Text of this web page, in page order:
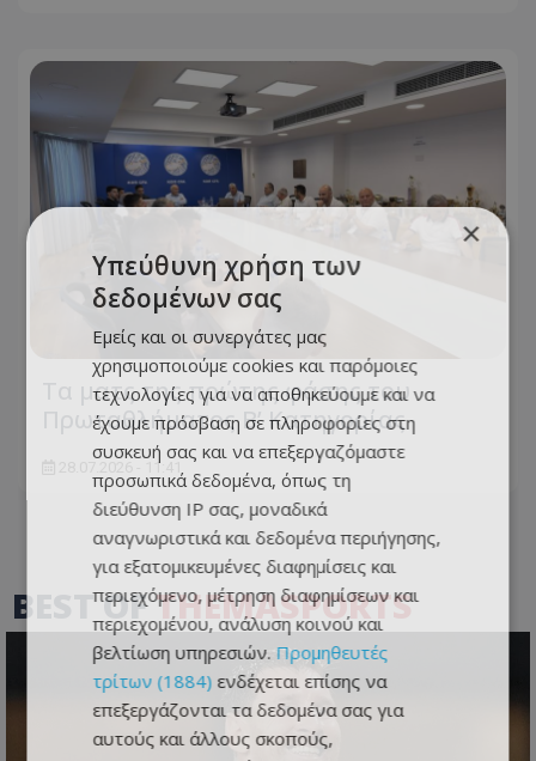
Τα ματς της πρώτης φάσης του
Πρωταθλήματος Β’ Κατηγορίας
28.07.2026 - 11:41
BEST OFTHEMASPORTS
×
Υπεύθυνη χρήση των
δεδομένων σας
Εμείς και οι συνεργάτες μας
χρησιμοποιούμε cookies και παρόμοιες
τεχνολογίες για να αποθηκεύουμε και να
έχουμε πρόσβαση σε πληροφορίες στη
συσκευή σας και να επεξεργαζόμαστε
προσωπικά δεδομένα, όπως τη
διεύθυνση IP σας, μοναδικά
αναγνωριστικά και δεδομένα περιήγησης,
για εξατομικευμένες διαφημίσεις και
περιεχόμενο, μέτρηση διαφημίσεων και
περιεχομένου, ανάλυση κοινού και
βελτίωση υπηρεσιών. Προμηθευτές
τρίτων (1884) ενδέχεται επίσης να
επεξεργάζονται τα δεδομένα σας για
αυτούς και άλλους σκοπούς,